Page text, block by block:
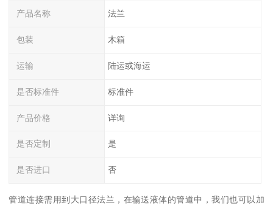
产品名称 法兰
包装 木箱
运输 陆运或海运
是否标准件 标准件
产品价格 详询
是否定制 是
是否进口 否
管道连接需用到大口径法兰，在输送液体的管道中，我们也可以加